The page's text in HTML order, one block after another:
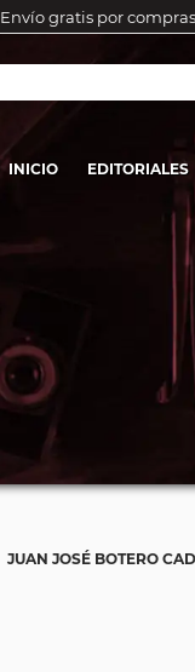
Envío gratis por
INICIO EDITORIALES
JUAN JOSÉ BOTERO